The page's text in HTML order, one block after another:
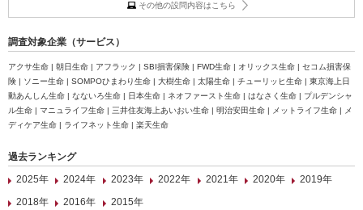
その他の設問内容はこちら
調査対象企業（サービス）
アクサ生命 | 朝日生命 | アフラック | SBI損害保険 | FWD生命 | オリックス生命 | セコム損害保
険 | ソニー生命 | SOMPOひまわり生命 | 大樹生命 | 太陽生命 | チューリッヒ生命 | 東京海上日
動あんしん生命 | なないろ生命 | 日本生命 | ネオファースト生命 | はなさく生命 | プルデンシャ
ル生命 | マニュライフ生命 | 三井住友海上あいおい生命 | 明治安田生命 | メットライフ生命 | メ
ディケア生命 | ライフネット生命 | 楽天生命
過去ランキング
2025年
2024年 2023年 2022年 2021年 2020年
2019年
2018年
2016年 2015年